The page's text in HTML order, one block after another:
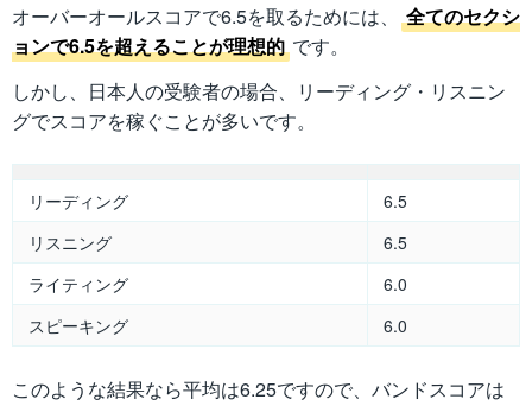
オーバーオールスコアで6.5を取るためには、
全てのセクシ
ョンで6.5を超えることが理想的 です。
しかし、日本人の受験者の場合、リーディング・リスニン
グでスコアを稼ぐことが多いです。
リーディング
6.5
リスニング
6.5
ライティング
6.0
スピーキング
6.0
このような結果なら平均は6.25ですので、バンドスコアは